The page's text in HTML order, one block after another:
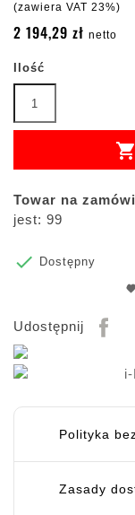
(zawiera VAT 23%)
2 194,29 zł netto
Ilość

Towar na
jest: 99

Dostępny
Udostępnij
Polityka
Zasady